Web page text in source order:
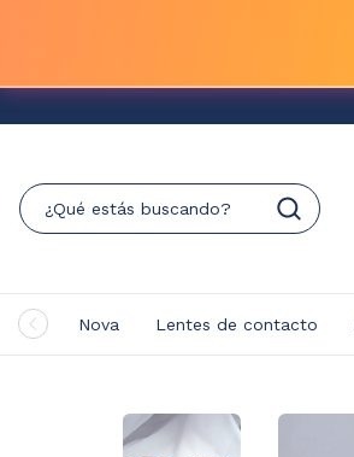
Nova Lentes de contacto